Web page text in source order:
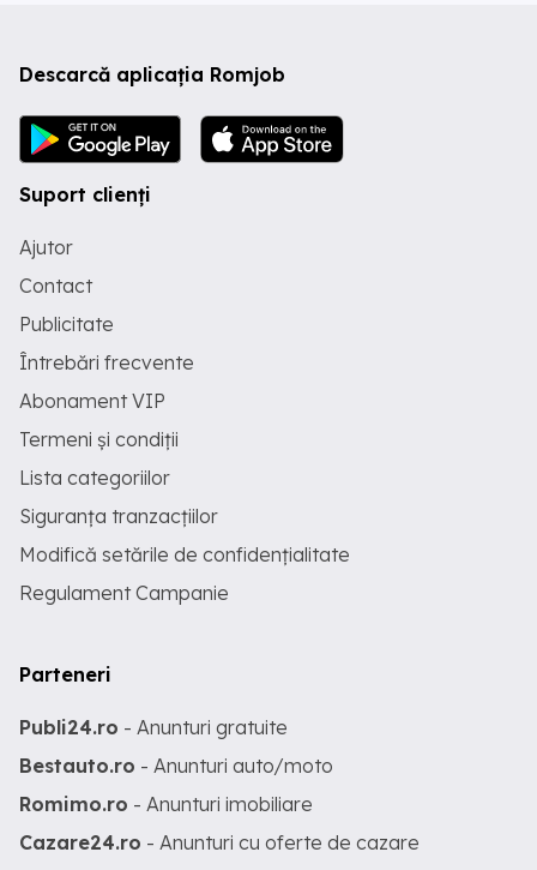
Descarcă aplicația Romjob
Suport clienți
Ajutor
Contact
Publicitate
Întrebări frecvente
Abonament VIP
Termeni și condiții
Lista categoriilor
Siguranța tranzacțiilor
Modifică setările de confidențialitate
Regulament Campanie
Parteneri
Publi24.ro - Anunturi gratuite
Bestauto.ro - Anunturi auto/moto
Romimo.ro - Anunturi imobiliare
Cazare24.ro - Anunturi cu oferte de cazare